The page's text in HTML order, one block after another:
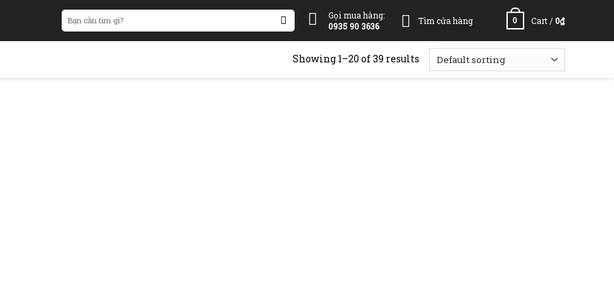
Search
for:
Gọi mua hàng:
0935 90 3636
Tìm cửa hàng 0 Cart /0₫
Showing 1–20 of 39 results